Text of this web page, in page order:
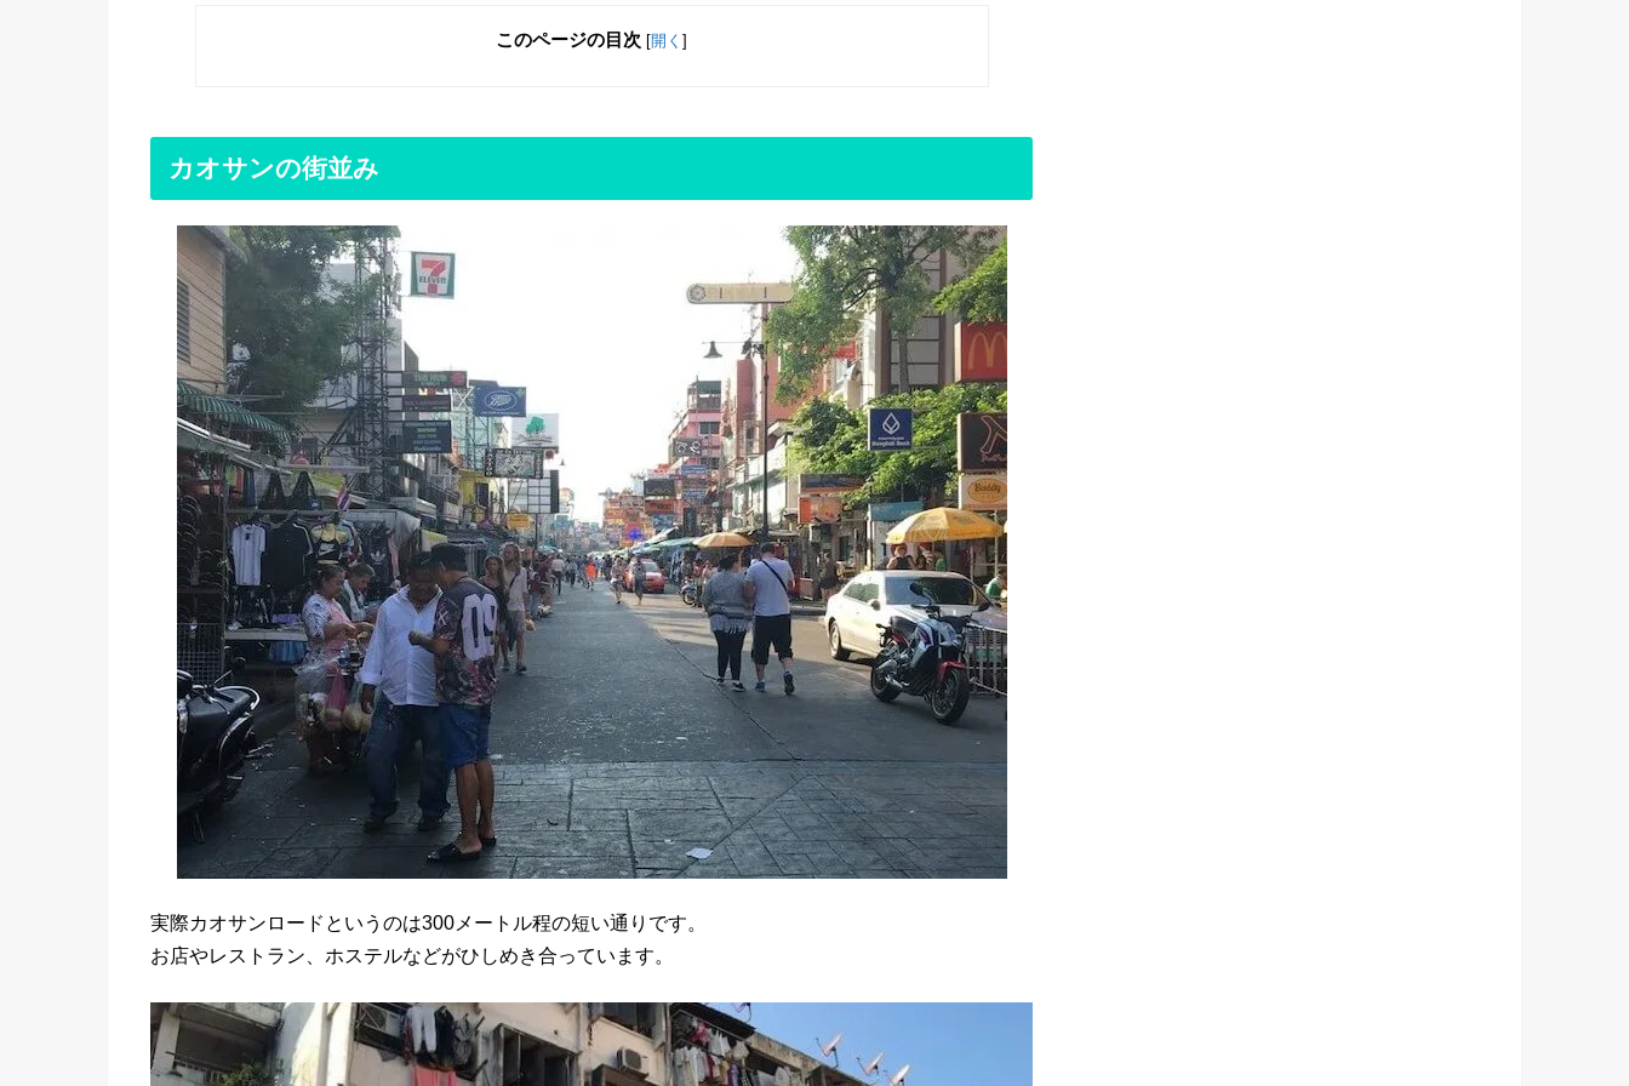
このページの目次 [開く ]
カオサンの街並み
実際カオサンロードというのは300メートル程の短い通りです。
お店やレストラン、ホステルなどがひしめき合っています。